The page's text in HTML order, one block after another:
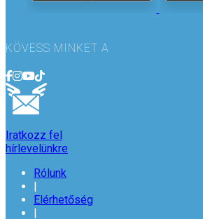
KÖVESS MINKET A
Iratkozz fel
hírlevelünkre
Rólunk
Elérhetőség